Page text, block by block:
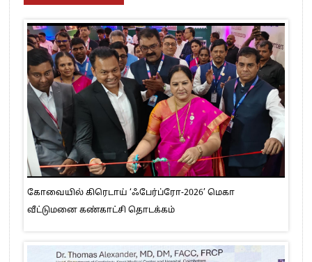
கோவையில் கிரெடாய் ‘ஃபேர்ப்ரோ-2026’ மெகா
வீட்டுமனை கண்காட்சி தொடக்கம்